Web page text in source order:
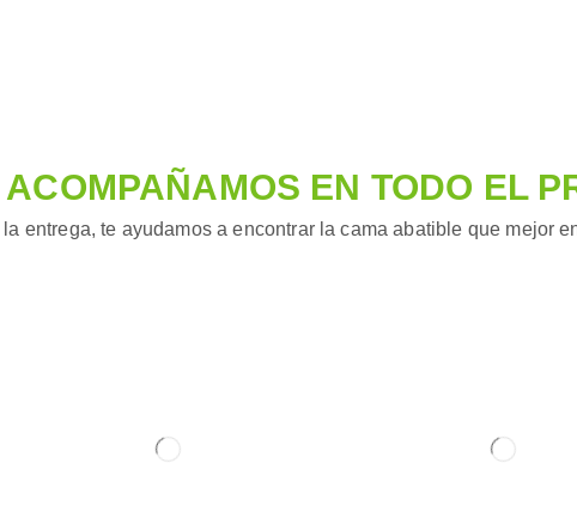
ACOMPAÑAMOS EN TODO EL
entrega, te ayudamos a encontrar la cama abatible que mejor